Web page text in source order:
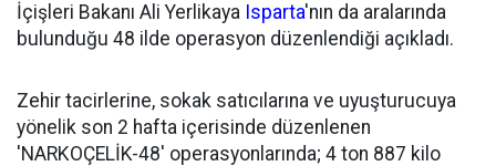
İçişleri Bakanı Ali Yerlikaya Isparta'nın da aralarında
bulunduğu 48 ilde operasyon düzenlendiği açıkladı.
Zehir tacirlerine, sokak satıcılarına ve uyuşturucuya
yönelik son 2 hafta içerisinde düzenlenen
'NARKOÇELİK-48' operasyonlarında; 4 ton 887 kilo